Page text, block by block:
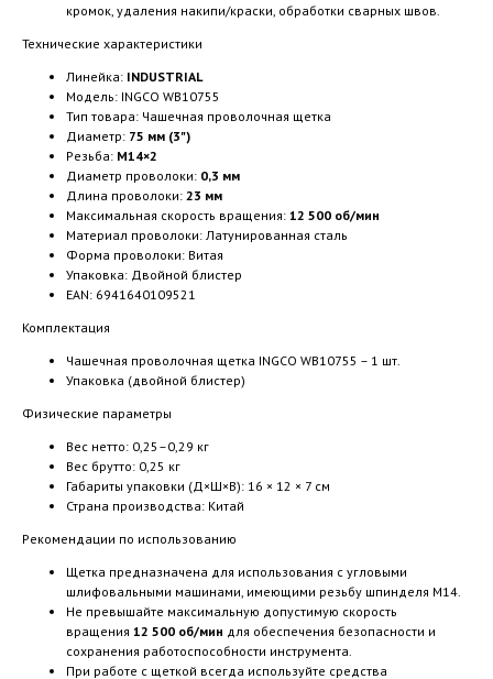
кромок, удаления накипи/краски, обработки сварных швов.
Технические характеристики
Линейка: INDUSTRIAL
Модель: INGCO WB10755
Тип товара: Чашечная проволочная щетка
Диаметр: 75 мм (3")
Резьба: M14×2
Диаметр проволоки: 0,3 мм
Длина проволоки: 23 мм
Максимальная скорость вращения: 12 500 об/мин
Материал проволоки: Латунированная сталь
Форма проволоки: Витая
Упаковка: Двойной блистер
EAN: 6941640109521
Комплектация
Чашечная проволочная щетка INGCO WB10755 – 1 шт.
Упаковка (двойной блистер)
Физические параметры
Вес нетто: 0,25–0,29 кг
Вес брутто: 0,25 кг
Габариты упаковки (Д×Ш×В): 16 × 12 × 7 см
Страна производства: Китай
Рекомендации по использованию
Щетка предназначена для использования с угловыми
шлифовальными машинами, имеющими резьбу шпинделя М14.
Не превышайте максимальную допустимую скорость
вращения 12 500 об/мин для обеспечения безопасности и
сохранения работоспособности инструмента.
При работе с щеткой всегда используйте средства